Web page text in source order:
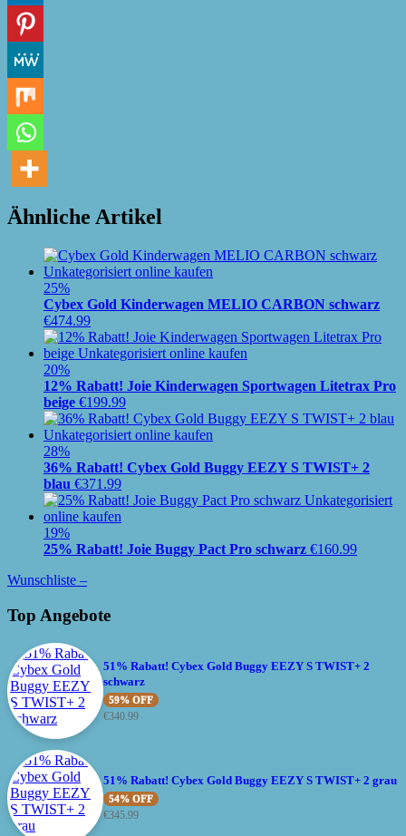
Ähnliche Artikel
25%
Cybex Gold Kinderwagen MELIO CARBON schwarz
€474.99
20%
12% Rabatt! Joie Kinderwagen Sportwagen Litetrax Pro
beige €199.99
28%
36% Rabatt! Cybex Gold Buggy EEZY S TWIST+ 2
blau €371.99
19%
25% Rabatt! Joie Buggy Pact Pro schwarz €160.99
Wunschliste –
Top Angebote
51% Rabatt! Cybex Gold Buggy EEZY S TWIST+ 2
schwarz
59% OFF
€340.99
51% Rabatt! Cybex Gold Buggy EEZY S TWIST+ 2 grau
54% OFF
€345.99